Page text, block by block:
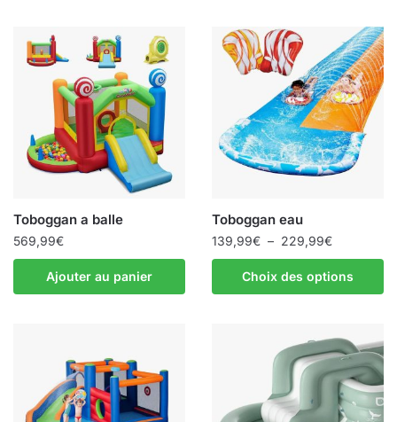
Toboggan a balle
569,99€
Ajouter au panier
Toboggan eau
139,99€ – 229,99€Plage
de
prix :
139,99€
229,99€
Choix des options
produit
variations.
options